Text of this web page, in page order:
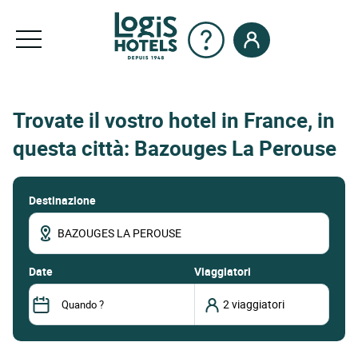
Trovate il vostro hotel in France, in
questa città: Bazouges La Perouse
Destinazione
date Viaggiatori